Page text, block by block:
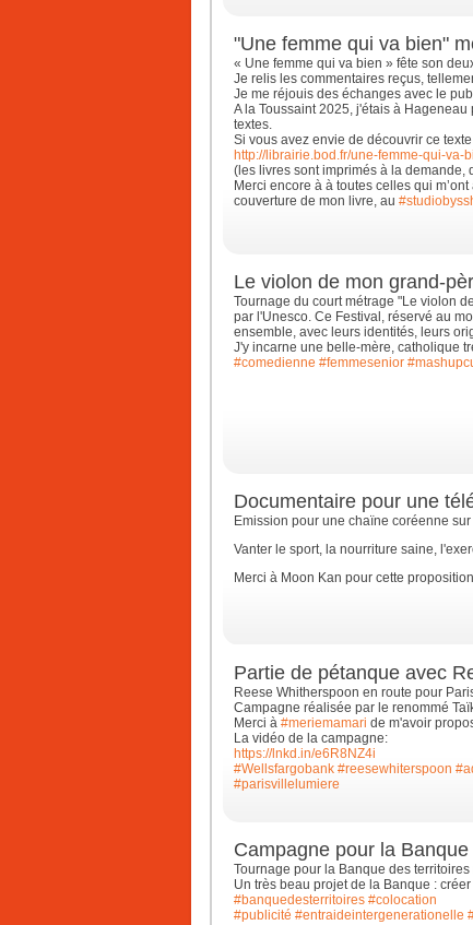
"Une femme qui va bien"
« Une femme qui va bien » fête son
Je relis les commentaires reçus,
Je me réjouis des échanges avec le
A la Toussaint 2025, j'étais à
textes.
Si vous avez envie de découvrir ce
http://librairie.bod.fr/une-femme-qui-va-
(les livres sont imprimés à la
Merci encore à à toutes celles qui
couverture de mon livre, au
Le violon de mon grand-
Tournage du court métrage "Le violon
par l'Unesco. Ce Festival, réservé au
ensemble, avec leurs identités, leurs
J'y incarne une belle-mère, catholique
#comedienne #femmesenior
Documentaire pour une
Emission pour une chaïne coréenne
Vanter le sport, la nourriture saine,
Merci à Moon Kan pour cette
Partie de pétanque avec
Reese Whitherspoon en route pour
Campagne réalisée par le renommé
Merci à #meriemamari de m'avoir
La vidéo de la campagne:
https://lnkd.in/e6R8NZ4i
#Wellsfargobank #reesewhiterspoon
#parisvillelumiere
Campagne pour la
Tournage pour la Banque des
Un très beau projet de la Banque :
#banquedesterritoires #colocation
#publicité #entraideintergenerationelle